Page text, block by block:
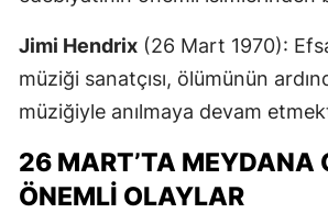
Jimi Hendrix (26 Mart 1970):
müziği sanatçısı, ölümünün
müziğiyle anılmaya devam
26 MART’TA MEYDANA
ÖNEMLI OLAYLAR